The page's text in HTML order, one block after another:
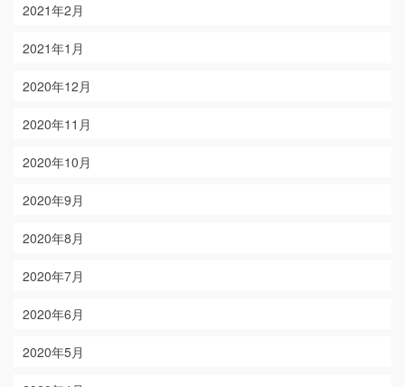
2021年2月
2021年1月
2020年12月
2020年11月
2020年10月
2020年9月
2020年8月
2020年7月
2020年6月
2020年5月